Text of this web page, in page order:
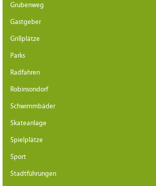
Grubenweg
Gastgeber
Grillplätze
Parks
Radfahren
Robinsondorf
Schwimmbäder
Skateanlage
Spielplätze
Sport
Stadtführungen